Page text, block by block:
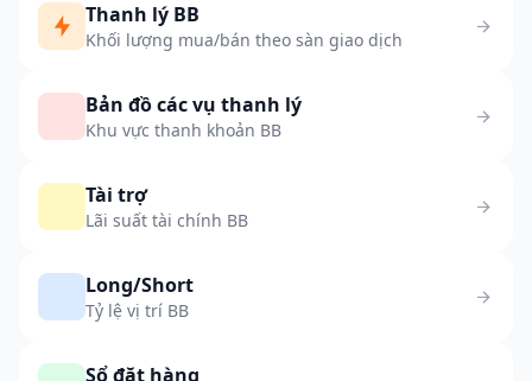
Thanh lý BB
Khối lượng mua/bán theo sàn giao dịch
Bản đồ các vụ thanh lý
Khu vực thanh khoản BB
Tài trợ
Lãi suất tài chính BB
Long/Short
Tỷ lệ vị trí BB
Sổ đặt hàng